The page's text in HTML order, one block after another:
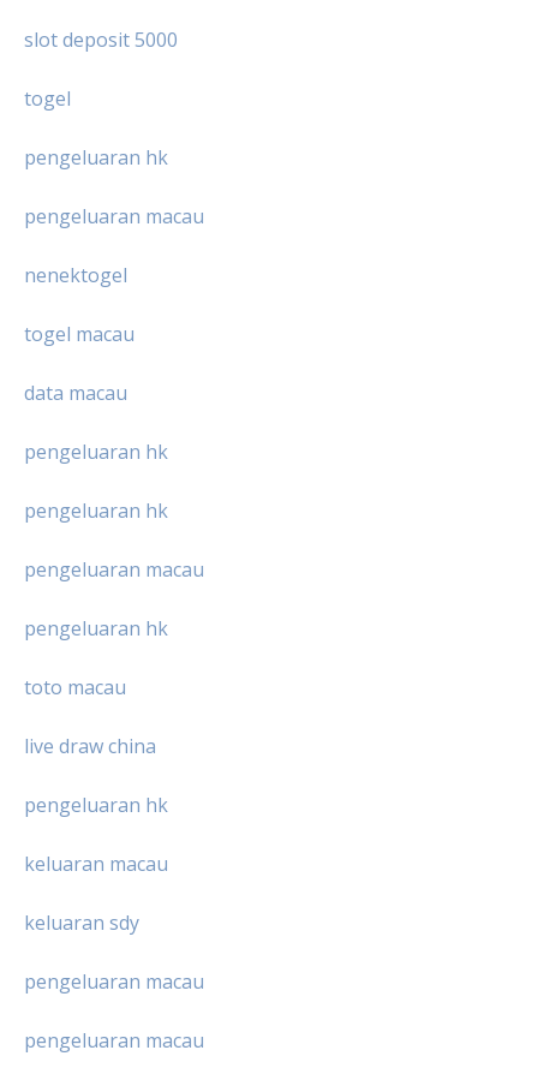
slot deposit 5000
togel
pengeluaran hk
pengeluaran macau
nenektogel
togel macau
data macau
pengeluaran hk
pengeluaran hk
pengeluaran macau
pengeluaran hk
toto macau
live draw china
pengeluaran hk
keluaran macau
keluaran sdy
pengeluaran macau
pengeluaran macau